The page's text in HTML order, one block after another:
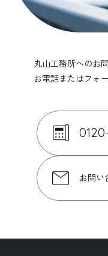
丸山工務所へのお
お電話またはフォ
お問い